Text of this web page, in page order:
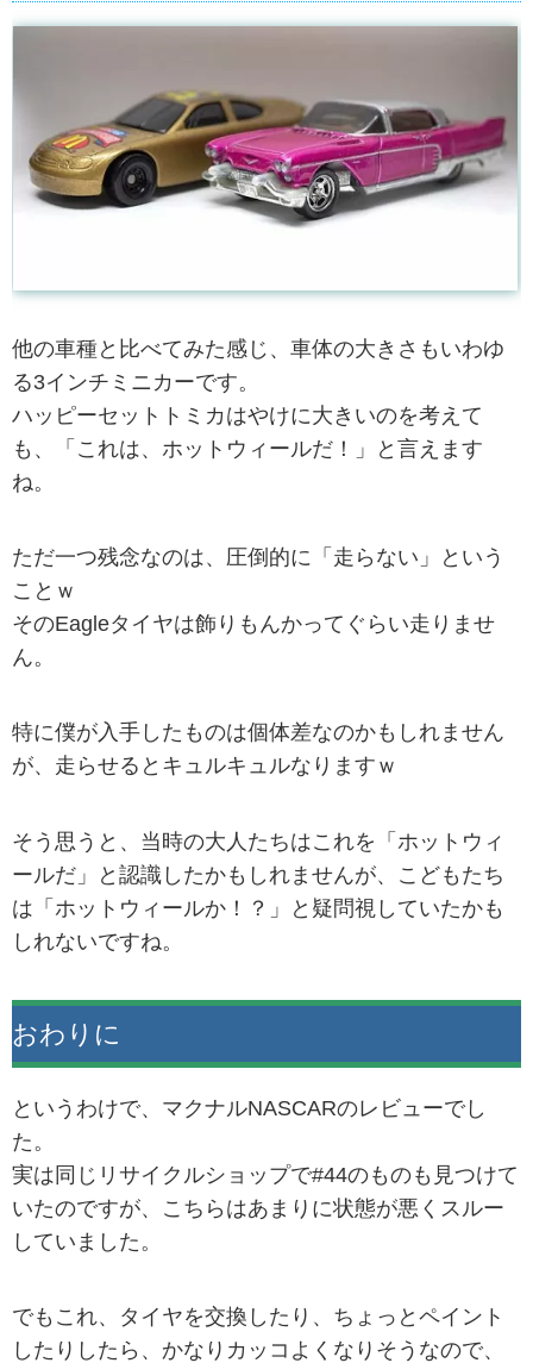
他の車種と比べてみた感じ、車体の大きさもいわゆ
る3インチミニカーです。
ハッピーセットトミカはやけに大きいのを考えて
も、「これは、ホットウィールだ！」と言えます
ね。
ただ一つ残念なのは、圧倒的に「走らない」という
ことｗ
そのEagleタイヤは飾りもんかってぐらい走りませ
ん。
特に僕が入手したものは個体差なのかもしれません
が、走らせるとキュルキュルなりますｗ
そう思うと、当時の大人たちはこれを「ホットウィ
ールだ」と認識したかもしれませんが、こどもたち
は「ホットウィールか！？」と疑問視していたかも
しれないですね。
おわりに
というわけで、マクナルNASCARのレビューでし
た。
実は同じリサイクルショップで#44のものも見つけて
いたのですが、こちらはあまりに状態が悪くスルー
していました。
でもこれ、タイヤを交換したり、ちょっとペイント
したりしたら、かなりカッコよくなりそうなので、